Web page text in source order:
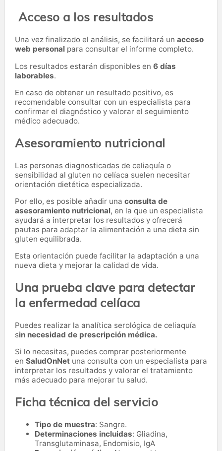
Acceso a los resultados
Una vez finalizado el análisis, se facilitará un acceso
web personal para consultar el informe completo.
Los resultados estarán disponibles en 6 días
laborables.
En caso de obtener un resultado positivo, es
recomendable consultar con un especialista para
confirmar el diagnóstico y valorar el seguimiento
médico adecuado.
Asesoramiento nutricional
Las personas diagnosticadas de celiaquía o
sensibilidad al gluten no celíaca suelen necesitar
orientación dietética especializada.
Por ello, es posible añadir una consulta de
asesoramiento nutricional, en la que un especialista
ayudará a interpretar los resultados y ofrecerá
pautas para adaptar la alimentación a una dieta sin
gluten equilibrada.
Esta orientación puede facilitar la adaptación a una
nueva dieta y mejorar la calidad de vida.
Una prueba clave para detectar
la enfermedad celíaca
Puedes realizar la analítica serológica de celiaquía
sin necesidad de prescripción médica.
Si lo necesitas, puedes comprar posteriormente
en SaludOnNet una consulta con un especialista para
interpretar los resultados y valorar el tratamiento
más adecuado para mejorar tu salud.
Ficha técnica del servicio
Tipo de muestra: Sangre.
Determinaciones incluidas: Gliadina,
Transglutaminasa, Endomisio, IgA